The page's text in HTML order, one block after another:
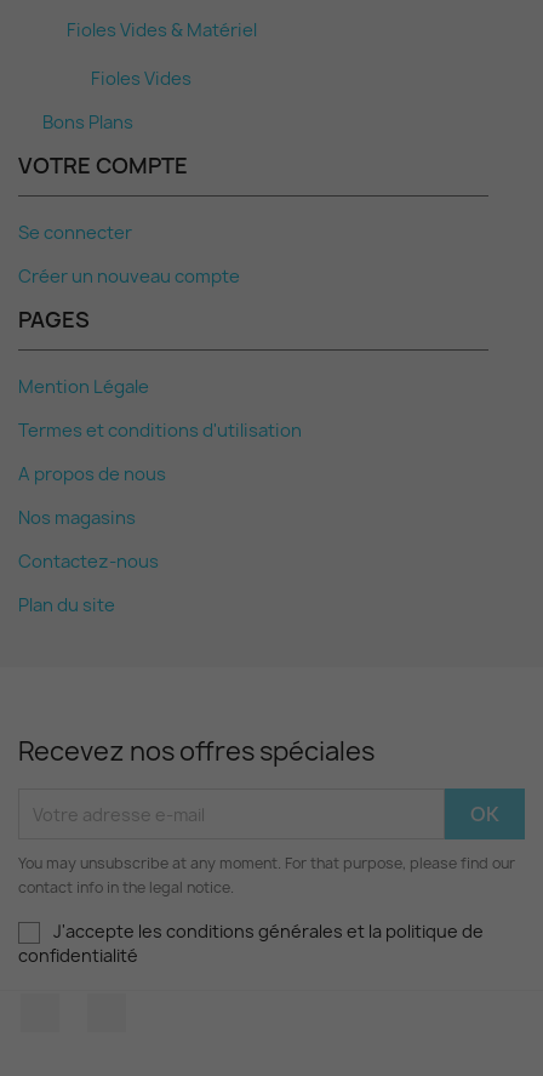
Fioles Vides & Matériel
Fioles Vides
Bons Plans
VOTRE COMPTE
Se connecter
Créer un nouveau compte
PAGES
Mention Légale
Termes et conditions d'utilisation
A propos de nous
Nos magasins
Contactez-nous
Plan du site
Recevez nos offres spéciales
You may unsubscribe at any moment. For that purpose, please find our
contact info in the legal notice.
J'accepte les conditions générales et la politique de
confidentialité